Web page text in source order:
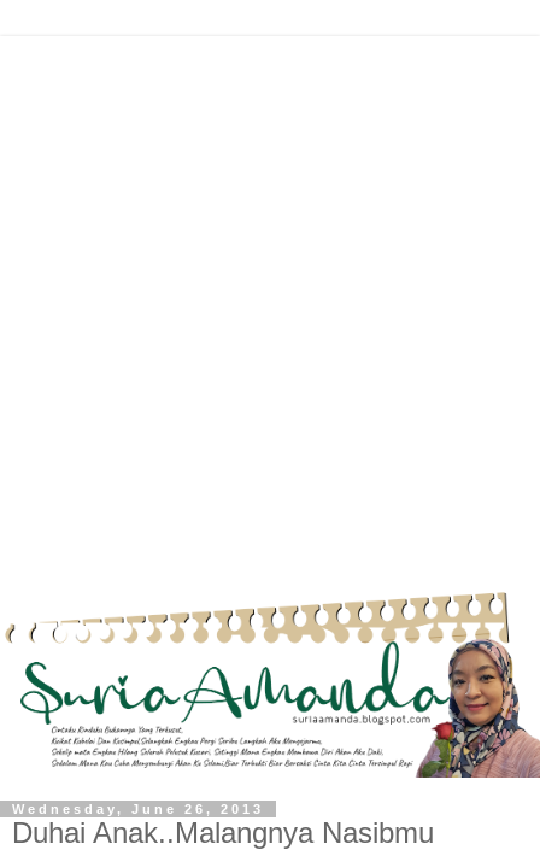
Wednesday, June 26, 2013
Duhai Anak..Malangnya Nasibmu